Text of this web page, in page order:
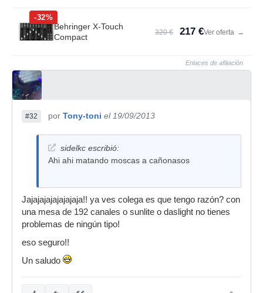
-32%
Behringer X-Touch
Compact
320 € 217 €Ver oferta →
Enlaces de afiliación
#32 por Tony-toni el 19/09/2013
sidelkc escribió:
Ahi ahi matando moscas a cañonasos
Jajajajajajajajaja!! ya ves colega es que tengo razón? con
una mesa de 192 canales o sunlite o daslight no tienes
problemas de ningún tipo!
eso seguro!!
Un saludo